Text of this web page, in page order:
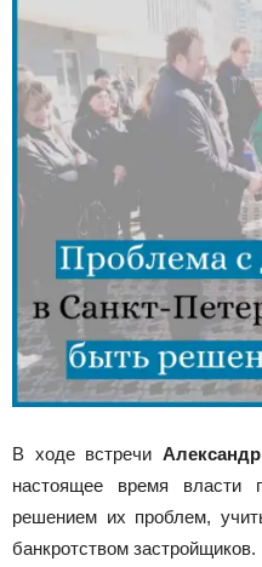
В ходе встречи
настоящее время власти
решением их проблем,
банкротством застройщиков.